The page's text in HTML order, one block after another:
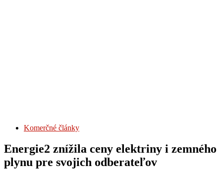
Komerčné články
Energie2 znížila ceny elektriny i zemného
plynu pre svojich odberateľov